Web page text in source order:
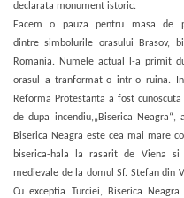
declarata monument istoric.
Facem o pauza pentru masa de
dintre simbolurile orasului Brasov,
Romania. Numele actual l-a primit
orasul a tranformat-o intr-o ruina.
Reforma Protestanta a fost
de dupa incendiu,„Biserica Neagra“,
Biserica Neagra este cea mai mare
biserica-hala la rasarit de Viena
medievale de la domul Sf. Stefan din
Cu exceptia Turciei, Biserica